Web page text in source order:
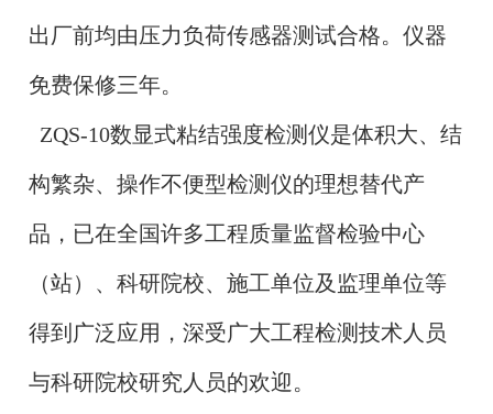
出厂前均由压力负荷传感器测试合格。仪器
免费保修三年。
ZQS-10数显式粘结强度检测仪是体积大、结
构繁杂、操作不便型检测仪的理想替代产
品，已在全国许多工程质量监督检验中心
（站）、科研院校、施工单位及监理单位等
得到广泛应用，深受广大工程检测技术人员
与科研院校研究人员的欢迎。